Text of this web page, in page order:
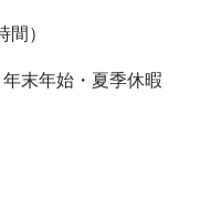
間）
末年始・夏季休暇